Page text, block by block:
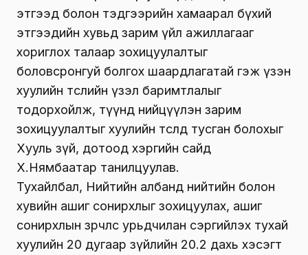
этгээд болон тэдгээрийн хамаарал бүхий
этгээдийн хувьд зарим үйл ажиллагааг
хориглох талаар зохицуулалтыг
боловсронгуй болгох шаардлагатай гэж үзэн
хуулийн төслийн үзэл баримтлалыг
тодорхойлж, түүнд нийцүүлэн зарим
зохицуулалтыг хуулийн төсөлд тусган болохыг
Хууль зүй, дотоод хэргийн сайд
Х.Нямбаатар танилцуулав.
Тухайлбал, Нийтийн албанд нийтийн болон
хувийн ашиг сонирхлыг зохицуулах, ашиг
сонирхлын зөрчлөөс урьдчилан сэргийлэх тухай
хуулийн 20 дугаар зүйлийн 20.2 дахь хэсэгт